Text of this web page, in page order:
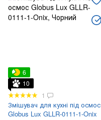
6
10
1
Змішувач для кухні під осмос
Globus Lux GLLR-0111-1-Onix